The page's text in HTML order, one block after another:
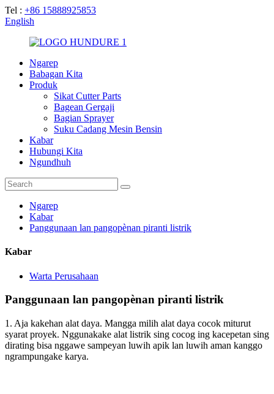
Tel : +86 15888925853
English
Ngarep
Babagan Kita
Produk
Sikat Cutter Parts
Bagean Gergaji
Bagian Sprayer
Suku Cadang Mesin Bensin
Kabar
Hubungi Kita
Ngundhuh
Ngarep
Kabar
Panggunaan lan pangopènan piranti listrik
Kabar
Warta Perusahaan
Panggunaan lan pangopènan piranti listrik
1. Aja kakehan alat daya. Mangga milih alat daya cocok miturut
syarat proyek. Nggunakake alat listrik sing cocog ing kacepetan sing
dirating bisa nggawe sampeyan luwih apik lan luwih aman kanggo
ngrampungake karya.